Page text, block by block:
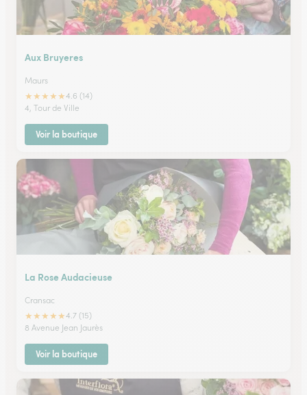
Aux Bruyeres
Maurs
★★★★★4.6 (14)
4, Tour de Ville
Voir la boutique
La Rose Audacieuse
Cransac
★★★★★4.7 (15)
8 Avenue Jean Jaurès
Voir la boutique